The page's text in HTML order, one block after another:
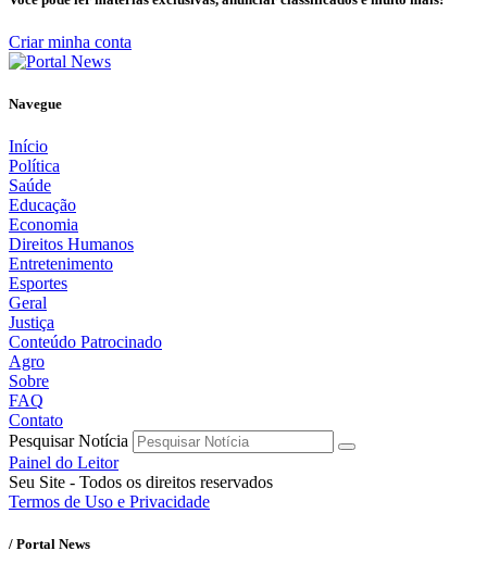
Criar minha conta
Navegue
Início
Política
Saúde
Educação
Economia
Direitos Humanos
Entretenimento
Esportes
Geral
Justiça
Conteúdo Patrocinado
Agro
Sobre
FAQ
Contato
Pesquisar Notícia
Painel do Leitor
Seu Site - Todos os direitos reservados
Termos de Uso e Privacidade
/ Portal News